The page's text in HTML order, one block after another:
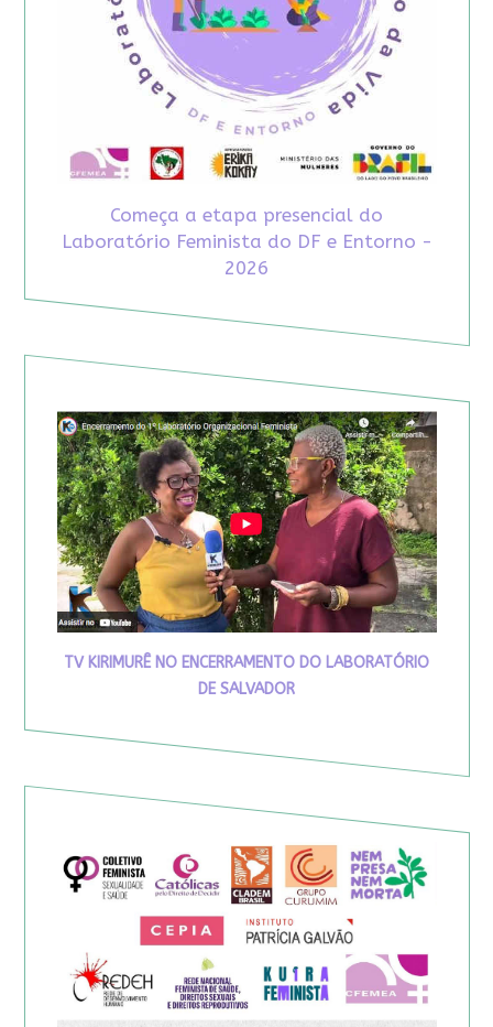
Começa a etapa presencial do
Laboratório Feminista do DF e Entorno -
2026
TV KIRIMURÊ NO ENCERRAMENTO DO LABORATÓRIO
DE SALVADOR